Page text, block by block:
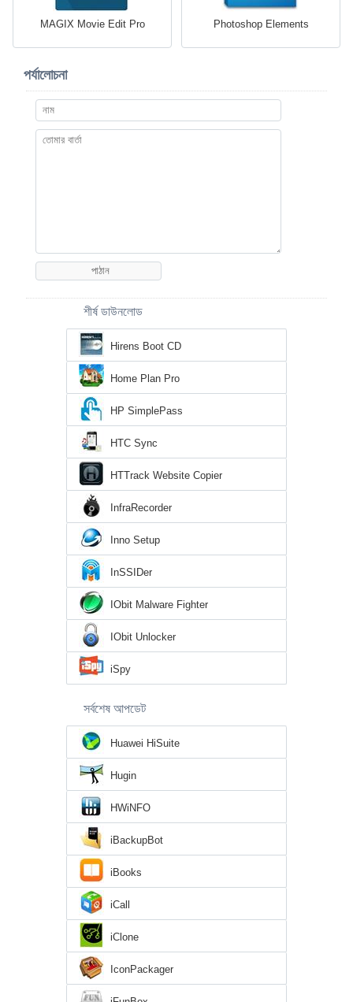
MAGIX Movie Edit Pro Photoshop Elements
পর্যালোচনা
শীর্ষ ডাউনলোড
Hirens Boot CD
Home Plan Pro
HP SimplePass
HTC Sync
HTTrack Website Copier
InfraRecorder
Inno Setup
InSSIDer
IObit Malware Fighter
IObit Unlocker
iSpy
সর্বশেষ আপডেট
Huawei HiSuite
Hugin
HWiNFO
iBackupBot
iBooks
iCall
iClone
IconPackager